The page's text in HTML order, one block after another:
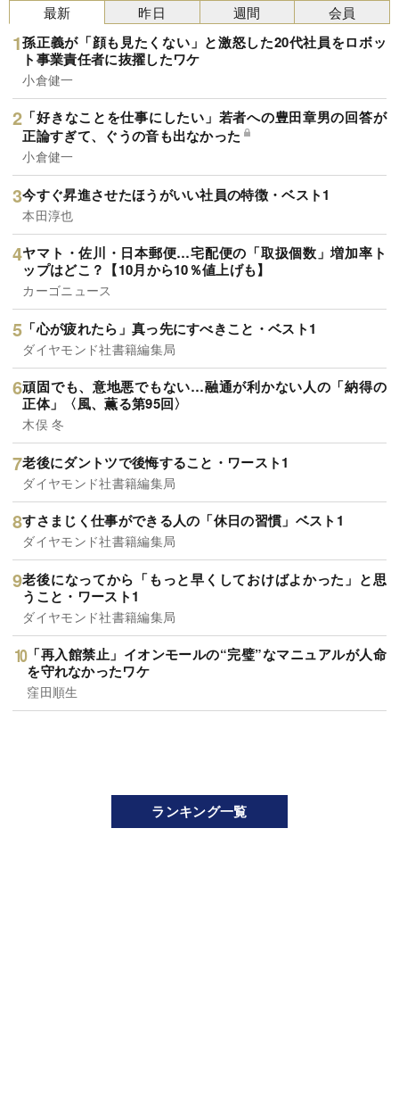
最新
孫正義が「顔も見たくない」と激怒した20代社員をロボッ
ト事業責任者に抜擢したワケ
小倉健一
「好きなことを仕事にしたい」若者への豊田章男の回答が
正論すぎて、ぐうの音も出なかった
小倉健一
今すぐ昇進させたほうがいい社員の特徴・ベスト1
本田淳也
ヤマト・佐川・日本郵便…宅配便の「取扱個数」増加率ト
ップはどこ？【10月から10％値上げも】
カーゴニュース
「心が疲れたら」真っ先にすべきこと・ベスト1
ダイヤモンド社書籍編集局
頑固でも、意地悪でもない…融通が利かない人の「納得の
正体」〈風、薫る第95回〉
木俣 冬
老後にダントツで後悔すること・ワースト1
ダイヤモンド社書籍編集局
すさまじく仕事ができる人の「休日の習慣」ベスト1
ダイヤモンド社書籍編集局
老後になってから「もっと早くしておけばよかった」と思
うこと・ワースト1
ダイヤモンド社書籍編集局
「再入館禁止」イオンモールの“完璧”なマニュアルが人命
を守れなかったワケ
窪田順生
昨日 週間 会員
ランキング一覧